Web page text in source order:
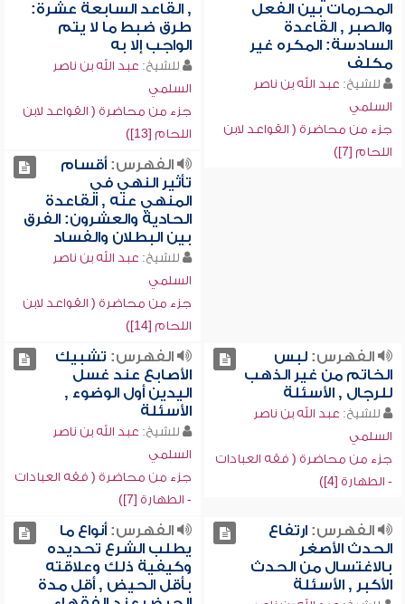
المحرمات بين الفعل
والصبر , القاعدة
السادسة: المكره غير
مكلف
للشيخ: عبد الله بن ناصر
السلمي
جزء من محاضرة ( القواعد لابن
اللحام [7])
, القاعد السابعة عشرة:
طرق ضبط ما لا يتم
الواجب إلا به
للشيخ: عبد الله بن ناصر
السلمي
جزء من محاضرة ( القواعد لابن
اللحام [13])
الفهرس:أقسام
تأثير النهي في
المنهي عنه , القاعدة
الحادية والعشرون: الفرق
بين البطلان والفساد
للشيخ: عبد الله بن ناصر
السلمي
جزء من محاضرة ( القواعد لابن
اللحام [14])
الفهرس:لبس
الخاتم من غير الذهب
للرجال , الأسئلة
للشيخ: عبد الله بن ناصر
السلمي
جزء من محاضرة ( فقه العبادات
- الطهارة [4])
الفهرس: تشبيك
الأصابع عند غسل
اليدين أول الوضوء ,
الأسئلة
للشيخ: عبد الله بن ناصر
السلمي
جزء من محاضرة ( فقه العبادات
- الطهارة [7])
الفهرس:ارتفاع
الحدث الأصغر
بالاغتسال من الحدث
الأكبر , الأسئلة
الفهرس:أنواع ما
يطلب الشرع تحديده
وكيفية ذلك وعلاقته
بأقل الحيض , أقل مدة